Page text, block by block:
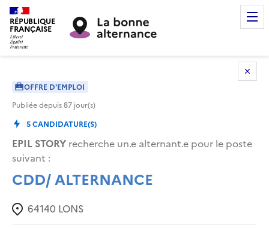
RÉPUBLIQUE
FRANÇAISE
OFFRE D'EMPLOI
Publiée depuis87 jour(s)
5CANDIDATURE(S)
EPIL STORY recherche un.e alternant.e pour le poste
suivant :
CDD/ ALTERNANCE
64140 LONS